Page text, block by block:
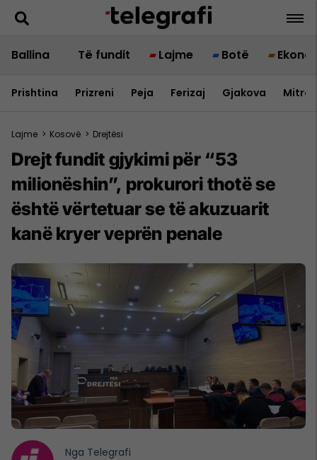
Ballina Të fundit Lajme Botë
Prishtina Prizreni Peja Ferizaj Gjakova
Lajme > Kosovë > Drejtësi
Drejt fundit gjykimi për “53
milionëshin”, prokurori thotë se
është vërtetuar se të akuzuarit
kanë kryer veprën penale
Nga Telegrafi